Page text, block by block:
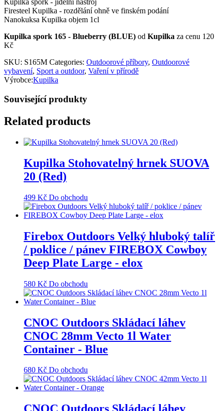
Kupilka spork - jídelní nástroj
Firesteel Kupilka - rozdělání ohně ve finském podání
Nanokuksa Kupilka objem 1cl
Kupilka spork 165 - Blueberry (BLUE) od Kupilka za cenu 120
Kč
SKU: S165M Categories: Outdoorové příbory, Outdoorové
vybavení, Sport a outdoor, Vaření v přírodě
Výrobce:Kupilka
Související produkty
Related products
Kupilka Stohovatelný hrnek SUOVA
20 (Red)
499 Kč Do obchodu
Firebox Outdoors Velký hluboký talíř
/ poklice / pánev FIREBOX Cowboy
Deep Plate Large - elox
580 Kč Do obchodu
CNOC Outdoors Skládací láhev
CNOC 28mm Vecto 1l Water
Container - Blue
680 Kč Do obchodu